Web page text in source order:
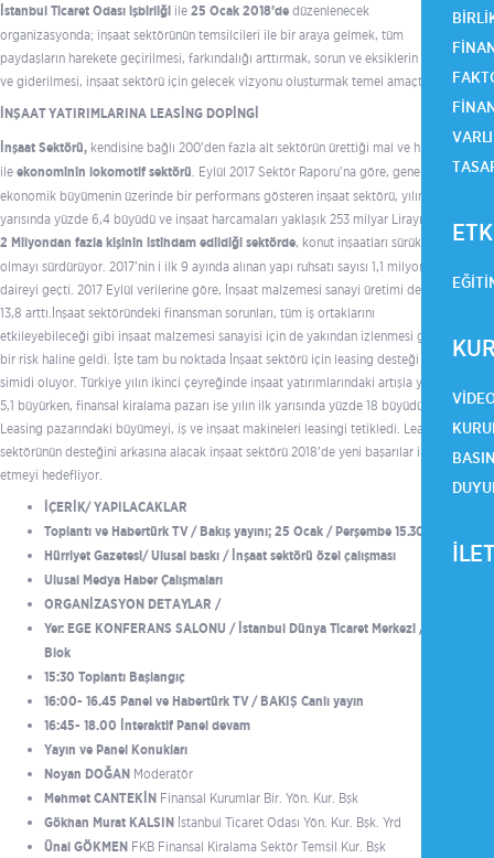
İstanbul Ticaret Odası işbirliği ile 25 Ocak 2018’de düzenlenecek
organizasyonda; inşaat sektörünün temsilcileri ile bir araya gelmek, tüm
paydaşların harekete geçirilmesi, farkındalığı arttırmak, sorun ve eksiklerin tespiti
ve giderilmesi, inşaat sektörü için gelecek vizyonu oluşturmak temel amaçtır.
İNŞAAT YATIRIMLARINA LEASİNG DOPİNGİ
İnşaat Sektörü, kendisine bağlı 200’den fazla alt sektörün ürettiği mal ve hizmet
ile ekonominin lokomotif sektörü . Eylül 2017 Sektör Raporu'na göre, genel
ekonomik büyümenin üzerinde bir performans gösteren inşaat sektörü, yılın ilk
yarısında yüzde 6,4 büyüdü ve inşaat harcamaları yaklaşık 253 milyar Lirayı buldu.
2 Milyondan fazla kişinin istihdam edildiği sektörde, konut inşaatları sürükleyici
olmayı sürdürüyor. 2017’nin i ilk 9 ayında alınan yapı ruhsatı sayısı 1,1 milyon
daireyi geçti. 2017 Eylül verilerine göre, İnşaat malzemesi sanayi üretimi de yüzde
13,8 arttı.İnşaat sektöründeki finansman sorunları, tüm iş ortaklarını
etkileyebileceği gibi inşaat malzemesi sanayisi için de yakından izlenmesi gereken
bir risk haline geldi. İşte tam bu noktada İnşaat sektörü için leasing desteği can
simidi oluyor. Türkiye yılın ikinci çeyreğinde inşaat yatırımlarındaki artışla yüzde
5,1 büyürken, finansal kiralama pazarı ise yılın ilk yarısında yüzde 18 büyüdü.
Leasing pazarındaki büyümeyi, iş ve inşaat makineleri leasingi tetikledi. Leasng
sektörünün desteğini arkasına alacak inşaat sektörü 2018’de yeni başarılar inşa
etmeyi hedefliyor.
İÇERİK/ YAPILACAKLAR
Toplantı ve Habertürk TV / Bakış yayını;25 Ocak / Perşembe 15.30
Hürriyet Gazetesi/ Ulusal baskı / İnşaat sektörü özel çalışması
Ulusal Medya Haber Çalışmaları
ORGANİZASYON DETAYLAR /
Yer: EGE KONFERANS SALONU / İstanbul Dünya Ticaret Merkezi / A3
Blok
15:30 Toplantı Başlangıç
16:00- 16.45 Panel ve Habertürk TV / BAKIŞ Canlı yayın
16:45- 18.00 İnteraktif Panel devam
Yayın ve Panel Konukları
Noyan DOĞAN Moderatör
Mehmet CANTEKİN Finansal Kurumlar Bir. Yön. Kur. Bşk
Gökhan Murat KALSIN İstanbul Ticaret Odası Yön. Kur. Bşk. Yrd
Ünal GÖKMEN FKB Finansal Kiralama Sektör Temsil Kur. Bşk